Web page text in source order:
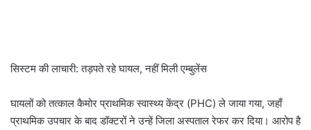
सिस्टम की लाचारी: तड़पते रहे घायल, नहीं मिली एम्बुलेंस
घायलों को तत्काल कैमोर प्राथमिक स्वास्थ्य केंद्र (PHC) ले जाया गया, जहाँ
प्राथमिक उपचार के बाद डॉक्टरों ने उन्हें जिला अस्पताल रेफर कर दिया। आरोप है